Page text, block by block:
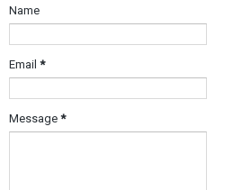
Name
Email *
Message *